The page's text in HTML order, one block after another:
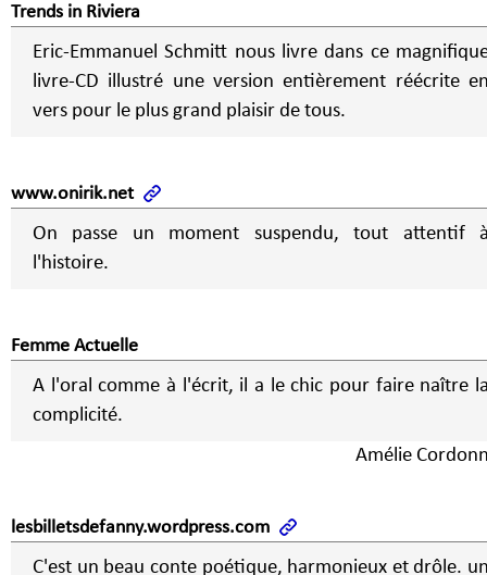
Trends in Riviera
Eric-Emmanuel Schmitt nous livre dans ce
livre-CD illustré une version entièrement réécrite
vers pour le plus grand plaisir de tous.
www.onirik.net
On passe un moment suspendu, tout attentif
l'histoire.
Femme Actuelle
A l'oral comme à l'écrit, il a le chic pour faire naître
complicité.
Amélie
lesbilletsdefanny.wordpress.com
C'est un beau conte poétique, harmonieux et drôle.